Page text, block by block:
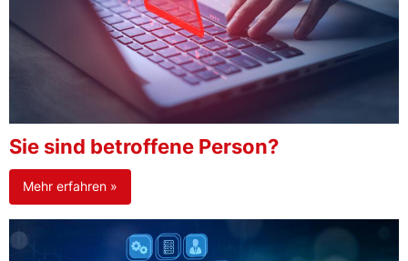
Sie sind betroffene Person?
Mehr erfahren »